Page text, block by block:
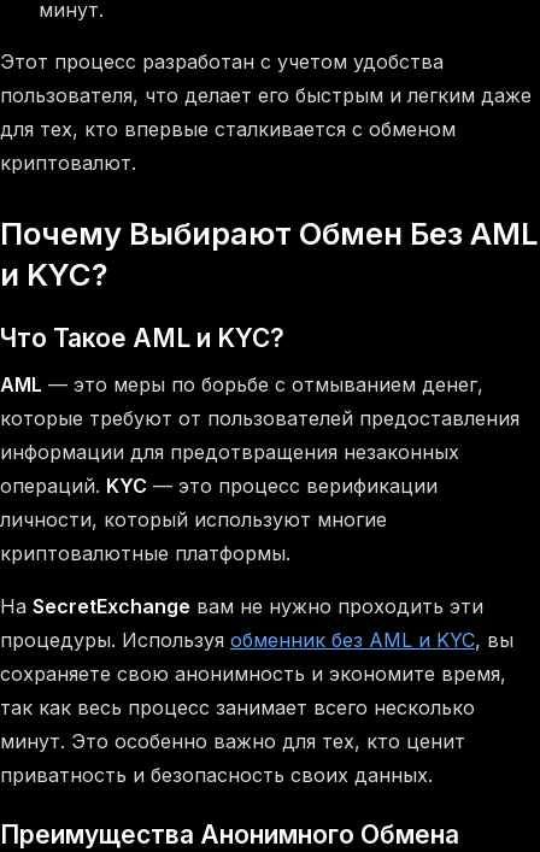
минут.
Этот процесс разработан с учетом удобства
пользователя, что делает его быстрым и легким даже
для тех, кто впервые сталкивается с обменом
криптовалют.
Почему Выбирают Обмен Без AML
и KYC?
Что Такое AML и KYC?
AML — это меры по борьбе с отмыванием денег,
которые требуют от пользователей предоставления
информации для предотвращения незаконных
операций. KYC — это процесс верификации
личности, который используют многие
криптовалютные платформы.
На SecretExchange вам не нужно проходить эти
процедуры. Используя обменник без AML и KYC, вы
сохраняете свою анонимность и экономите время,
так как весь процесс занимает всего несколько
минут. Это особенно важно для тех, кто ценит
приватность и безопасность своих данных.
Преимущества Анонимного Обмена